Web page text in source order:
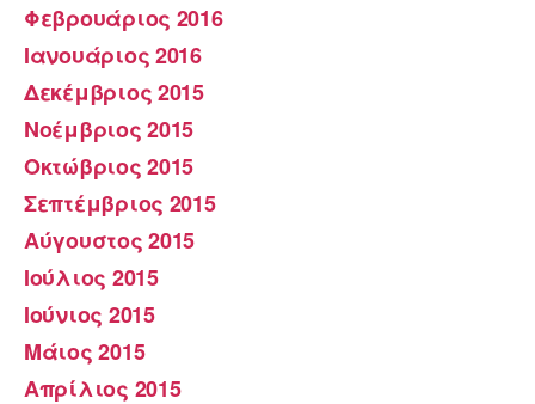
Φεβρουάριος 2016
Ιανουάριος 2016
Δεκέμβριος 2015
Νοέμβριος 2015
Οκτώβριος 2015
Σεπτέμβριος 2015
Αύγουστος 2015
Ιούλιος 2015
Ιούνιος 2015
Μάιος 2015
Απρίλιος 2015